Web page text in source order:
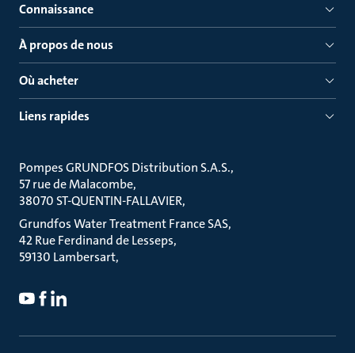
Connaissance
À propos de nous
Où acheter
Liens rapides
Pompes GRUNDFOS Distribution S.A.S.
57 rue de Malacombe
38070 ST-QUENTIN-FALLAVIER
Grundfos Water Treatment France SAS
42 Rue Ferdinand de Lesseps
59130 Lambersart